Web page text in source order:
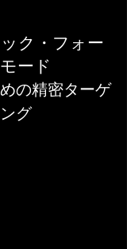
ク・フォー
ード
の精密ターゲ
グ